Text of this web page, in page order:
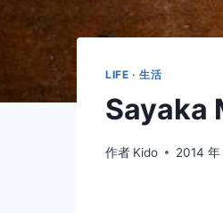
LIFE · 生活
Sayaka
作者 Kido 2014 年